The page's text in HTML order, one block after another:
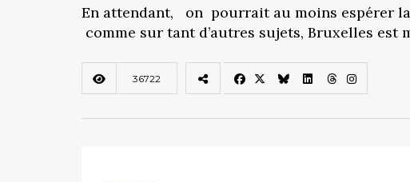
En attendant, on pourrait au moins espérer
comme sur tant d’autres sujets, Bruxelles est
36722